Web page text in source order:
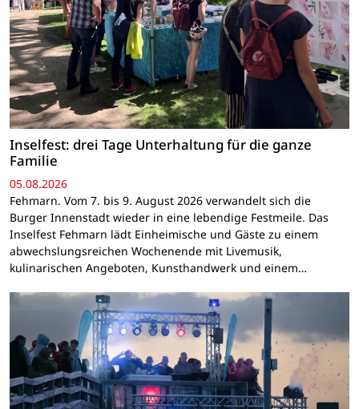
Inselfest: drei Tage Unterhaltung für die ganze
Familie
05.08.2026
Fehmarn. Vom 7. bis 9. August 2026 verwandelt sich die
Burger Innenstadt wieder in eine lebendige Festmeile. Das
Inselfest Fehmarn lädt Einheimische und Gäste zu einem
abwechslungsreichen Wochenende mit Livemusik,
kulinarischen Angeboten, Kunsthandwerk und einem…